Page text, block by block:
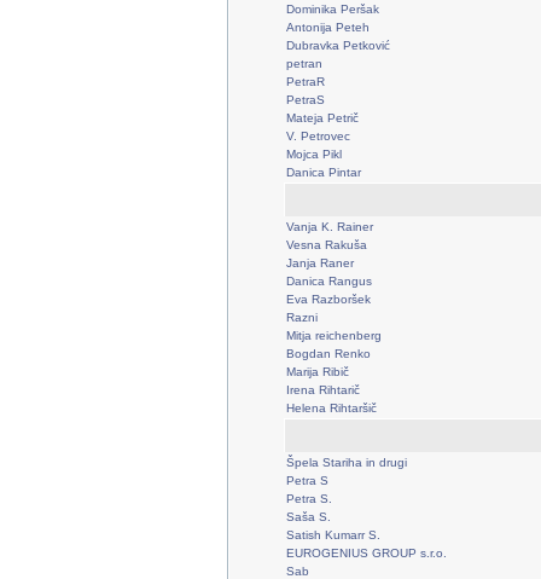
Dominika Peršak
Antonija Peteh
Dubravka Petković
petran
PetraR
PetraS
Mateja Petrič
V. Petrovec
Mojca Pikl
Danica Pintar
Vanja K. Rainer
Vesna Rakuša
Janja Raner
Danica Rangus
Eva Razboršek
Razni
Mitja reichenberg
Bogdan Renko
Marija Ribič
Irena Rihtarič
Helena Rihtaršič
Špela Stariha in drugi
Petra S
Petra S.
Saša S.
Satish Kumarr S.
EUROGENIUS GROUP s.r.o.
Sab